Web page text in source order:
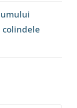
colindele